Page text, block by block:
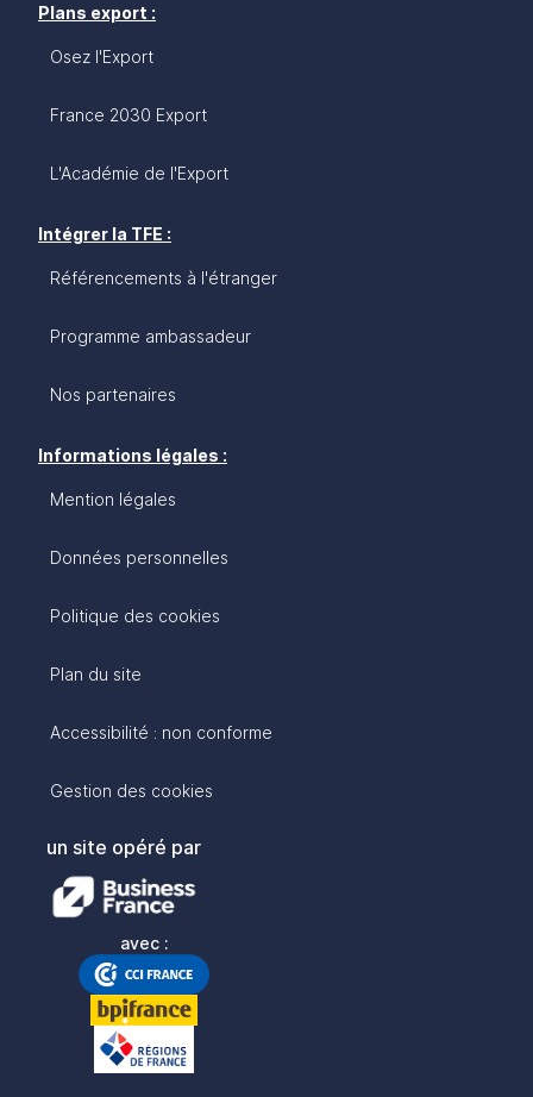
Plans export :
Osez l'Export
France 2030 Export
L'Académie de l'Export
Intégrer la TFE :
Référencements à l'étranger
Programme ambassadeur
Nos partenaires
Informations légales :
Mention légales
Données personnelles
Politique des cookies
Plan du site
Accessibilité : non conforme
Gestion des cookies
un site opéré par
avec :